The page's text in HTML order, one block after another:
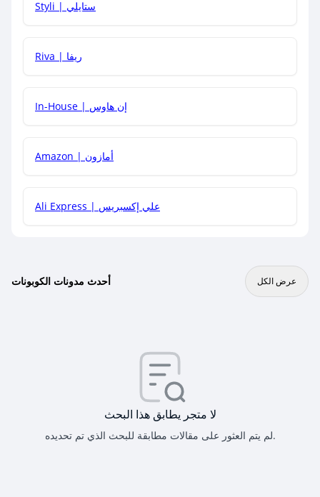
هل يمكنني جمع كود خصم مع العروض الأخرى؟
Styli | ستايلي
Riva | ريفا
In-House | إن هاوس
Amazon | أمازون
Ali Express | علي إكسبريس
أحدث مدونات الكوبونات عرض الكل
لا متجر يطابق هذا البحث
لم يتم العثور على مقالات مطابقة للبحث الذي تم تحديده.